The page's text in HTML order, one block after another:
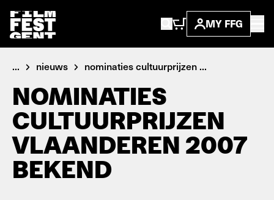
MY FFG
... nieuws nominaties cultuurprijzen ...
NOMINATIES
CULTUURPRIJZEN
VLAANDEREN 2007
BEKEND